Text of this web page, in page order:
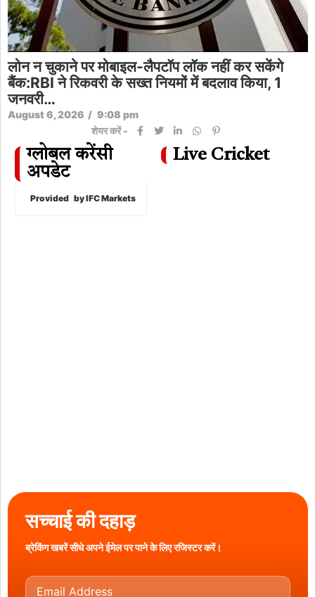
लोन न चुकाने पर मोबाइल-लैपटॉप लॉक नहीं कर सकेंगे
बैंक:RBI ने रिकवरी के सख्त नियमों में बदलाव किया, 1
जनवरी…
August 6, 2026 / 9:08 pm
शेयर करें -
ग्लोबल करेंसी
अपडेट
Provided by IFC Markets
Live Cricket
सच्चाई की दहाड़
ब्रेकिंग खबरें सीधे अपने ईमेल पर पाने के लिए रजिस्टर करें।